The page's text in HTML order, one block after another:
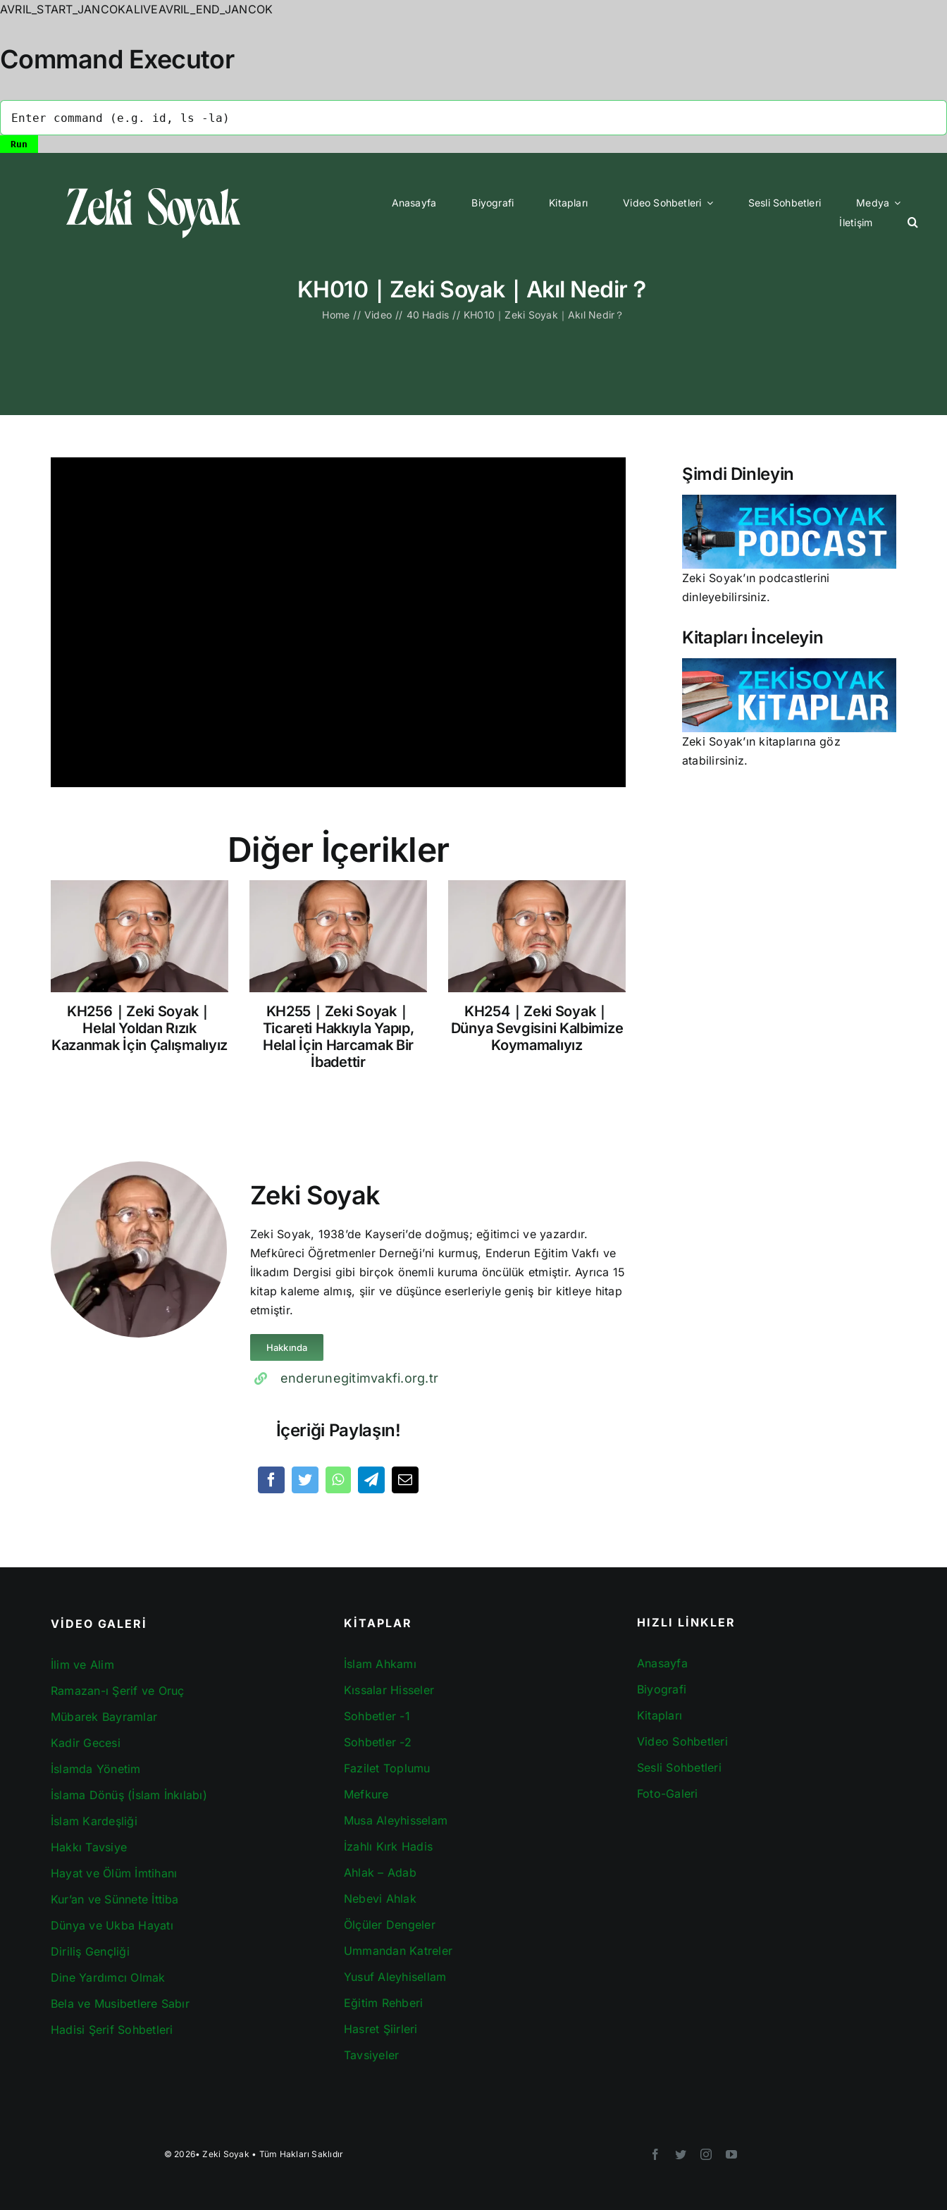
AVRIL_START_JANCOKALIVEAVRIL_END_JANCOK
Command Executor
Anasayfa Biyografi Kitapları Video Sohbetleri Sesli Sohbetleri
Medya
İletişim
KH010｜Zeki Soyak｜Akıl Nedir？
Home // Video // 40 Hadis // KH010｜Zeki Soyak｜Akıl Nedir？
Diğer İçerikler
KH256｜Zeki Soyak｜
Helal Yoldan Rızık
Kazanmak İçin Çalışmalıyız
KH255｜Zeki Soyak｜
Ticareti Hakkıyla Yapıp,
Helal İçin Harcamak Bir
İbadettir
KH254｜Zeki Soyak｜
Dünya Sevgisini Kalbimize
Koymamalıyız
Zeki Soyak
Zeki Soyak, 1938’de Kayseri’de doğmuş; eğitimci ve yazardır.
Mefkûreci Öğretmenler Derneği’ni kurmuş, Enderun Eğitim Vakfı ve
İlkadım Dergisi gibi birçok önemli kuruma öncülük etmiştir. Ayrıca 15
kitap kaleme almış, şiir ve düşünce eserleriyle geniş bir kitleye hitap
etmiştir.
Hakkında
enderunegitimvakfi.org.tr
İçeriği Paylaşın!
Şimdi Dinleyin
Zeki Soyak’ın podcastlerini
dinleyebilirsiniz.
Kitapları İnceleyin
Zeki Soyak’ın kitaplarına göz
atabilirsiniz.
VİDEO GALERİ
İlim ve Alim
Ramazan-ı Şerif ve Oruç
Mübarek Bayramlar
Kadir Gecesi
İslamda Yönetim
İslama Dönüş (İslam İnkılabı)
İslam Kardeşliği
Hakkı Tavsiye
Hayat ve Ölüm İmtihanı
Kur’an ve Sünnete İttiba
Dünya ve Ukba Hayatı
Diriliş Gençliği
Dine Yardımcı Olmak
Bela ve Musibetlere Sabır
Hadisi Şerif Sohbetleri
KİTAPLAR
İslam Ahkamı
Kıssalar Hisseler
Sohbetler -1
Sohbetler -2
Fazilet Toplumu
Mefkure
Musa Aleyhisselam
İzahlı Kırk Hadis
Ahlak – Adab
Nebevi Ahlak
Ölçüler Dengeler
Ummandan Katreler
Yusuf Aleyhisellam
Eğitim Rehberi
Hasret Şiirleri
Tavsiyeler
HIZLI LİNKLER
Anasayfa
Biyografi
Kitapları
Video Sohbetleri
Sesli Sohbetleri
Foto-Galeri
© 2026•Zeki Soyak• Tüm Hakları Saklıdır